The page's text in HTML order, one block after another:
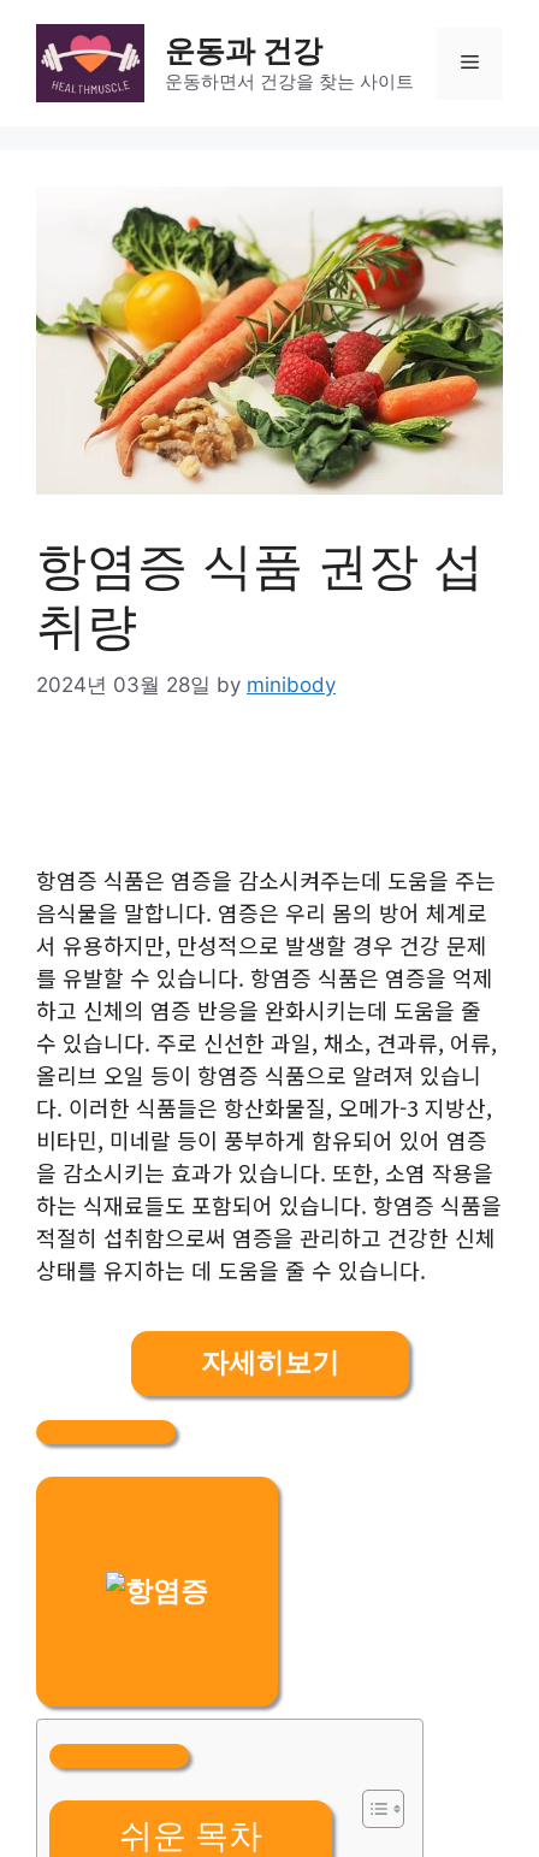
content
운동과 건강
운동하면서 건강을 찾는 사이트
Menu
항염증 식품 권장 섭
취량
2024년 03월 28일 by minibody
항염증 식품은 염증을 감소시켜주는데 도움을 주는
음식물을 말합니다. 염증은 우리 몸의 방어 체계로
서 유용하지만, 만성적으로 발생할 경우 건강 문제
를 유발할 수 있습니다. 항염증 식품은 염증을 억제
하고 신체의 염증 반응을 완화시키는데 도움을 줄
수 있습니다. 주로 신선한 과일, 채소, 견과류, 어류,
올리브 오일 등이 항염증 식품으로 알려져 있습니
다. 이러한 식품들은 항산화물질, 오메가-3 지방산,
비타민, 미네랄 등이 풍부하게 함유되어 있어 염증
을 감소시키는 효과가 있습니다. 또한, 소염 작용을
하는 식재료들도 포함되어 있습니다. 항염증 식품을
적절히 섭취함으로써 염증을 관리하고 건강한 신체
상태를 유지하는 데 도움을 줄 수 있습니다.
자세히보기
쉬운 목차